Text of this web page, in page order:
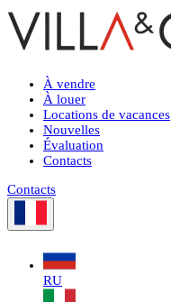
À vendre
À louer
Locations de vacances
Nouvelles
Évaluation
Contacts
Contacts
RU